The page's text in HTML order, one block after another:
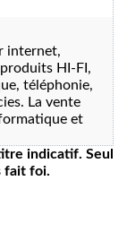
internet,
HI-FI,
téléphonie,
La vente
et
indicatif. Seul
fait foi.